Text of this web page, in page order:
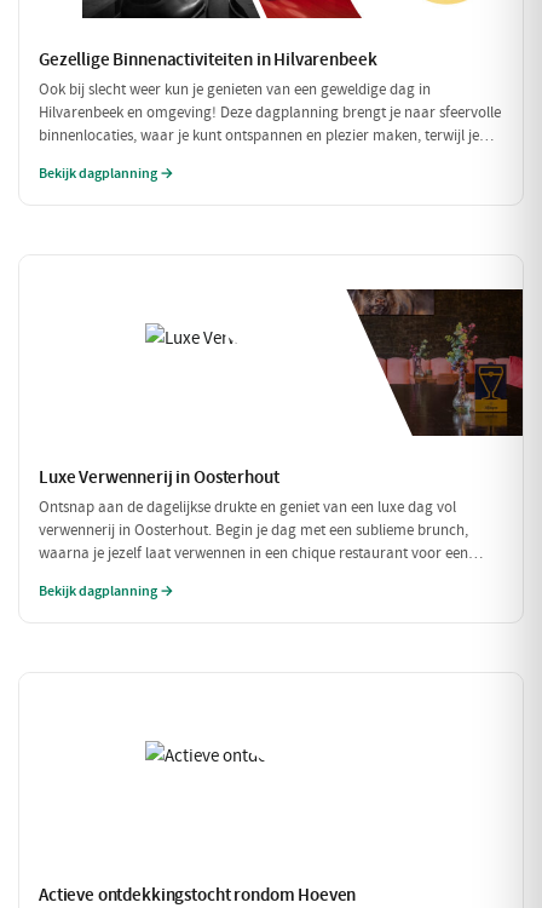
Gezellige Binnenactiviteiten in Hilvarenbeek
Ook bij slecht weer kun je genieten van een geweldige dag in
Hilvarenbeek en omgeving! Deze dagplanning brengt je naar sfeervolle
binnenlocaties, waar je kunt ontspannen en plezier maken, terwijl je
vrienden of familie!
Bekijk dagplanning →
Luxe Verwennerij in Oosterhout
Ontsnap aan de dagelijkse drukte en geniet van een luxe dag vol
verwennerij in Oosterhout. Begin je dag met een sublieme brunch,
waarna je jezelf laat verwennen in een chique restaurant voor een
weg met een bezoek aan een exclusieve wellness. Een dag om nooit te
Bekijk dagplanning →
Actieve ontdekkingstocht rondom Hoeven